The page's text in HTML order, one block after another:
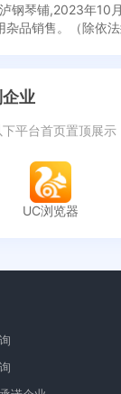
钢琴铺,2023年10
杂品销售。（除依
业
平台首页置顶展
UC浏览器